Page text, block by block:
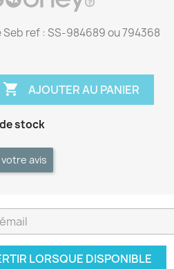
ref : SS-984689 ou 794368
 AJOUTER AU PANIER
stock
avis
LORSQUE DISPONIBLE